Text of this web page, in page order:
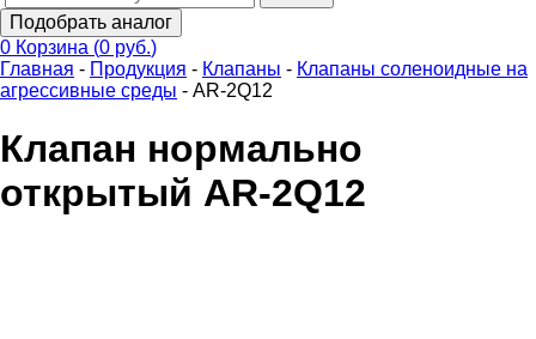
Подобрать аналог
0 Корзина (0 руб.)
Главная - Продукция - Клапаны - Клапаны соленоидные на
агрессивные среды - AR-2Q12
Клапан нормально
открытый AR-2Q12